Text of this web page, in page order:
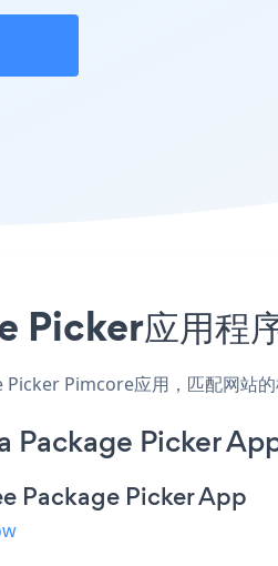
Picker应用程
Pimcore应用，匹配网站
Package Picker
Package Picker App